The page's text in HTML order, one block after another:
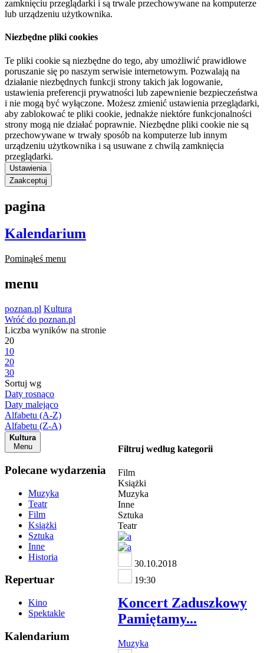
zamknięciu przeglądarki i są trwale przechowywane na komputerze
lub urządzeniu użytkownika.
Niezbędne pliki cookies
Te pliki cookie są niezbędne do tego, aby umożliwić prawidłowe
poruszanie się po naszym serwisie internetowym. Pozwalają na
działanie niezbędnych funkcji strony takich jak logowanie,
ustawienia preferencji prywatności lub zapewnienie bezpieczeństwa
i nie mogą być wyłączone. Możesz zmienić ustawienia przeglądarki,
aby zablokować te pliki cookie, jednakże niektóre funkcjonalności
strony mogą nie działać poprawnie. Niezbędne pliki cookie nie są
przechowywane w trwały sposób na komputerze lub innym
urządzeniu użytkownika i są usuwane z chwilą zamknięcia
przeglądarki.
Ustawienia
Zaakceptuj
pagina
Kalendarium
Pominąłeś menu
menu
poznan.pl Kultura
Wróć do poznan.pl
Liczba wyników na stronie
20
10
20
30
Sortuj wg
Daty rosnąco
Daty malejąco
Alfabetu (A-Z)
Alfabetu (Z-A)
Kultura
Menu
Polecane wydarzenia
Muzyka
Teatr
Film
Książki
Sztuka
Inne
Historia
Repertuar
Kino
Spektakle
Kalendarium
Filtruj według kategorii
Film
Książki
Muzyka
Inne
Sztuka
Teatr
30.10.2018
19:30
Koncert Zaduszkowy
Pamiętamy...
Muzyka